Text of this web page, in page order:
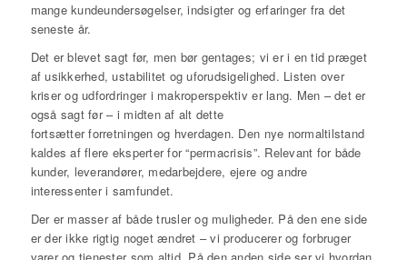
mange kundeundersøgelser, indsigter og erfaringer fra det
seneste år.
Det er blevet sagt før, men bør gentages; vi er i en tid præget
af usikkerhed, ustabilitet og uforudsigelighed. Listen over
kriser og udfordringer i makroperspektiv er lang. Men – det er
også sagt før – i midten af alt dette
fortsætter forretningen og hverdagen. Den nye normaltilstand
kaldes af flere eksperter for “permacrisis”. Relevant for både
kunder, leverandører, medarbejdere, ejere og andre
interessenter i samfundet.
Der er masser af både trusler og muligheder. På den ene side
er der ikke rigtig noget ændret – vi producerer og forbruger